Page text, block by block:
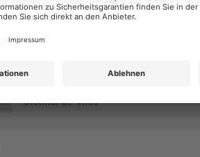
Dietmar de Vries